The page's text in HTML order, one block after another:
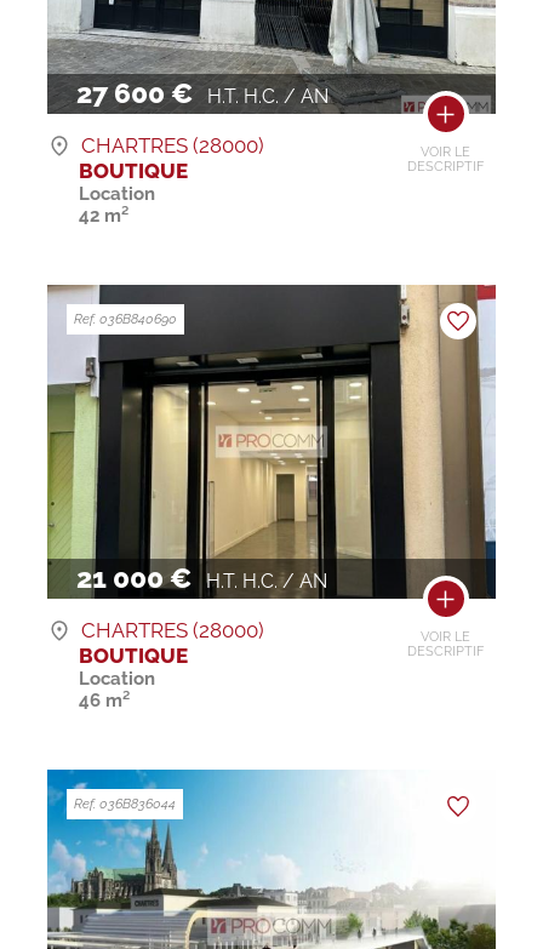
27 600 € H.T. H.C. / AN
VOIR LE
DESCRIPTIF
CHARTRES (28000)
BOUTIQUE
Location
42 m²
21 000 € H.T. H.C. / AN
VOIR LE
DESCRIPTIF
Ref. 036B840690
CHARTRES (28000)
BOUTIQUE
Location
46 m²
Ref. 036B836044